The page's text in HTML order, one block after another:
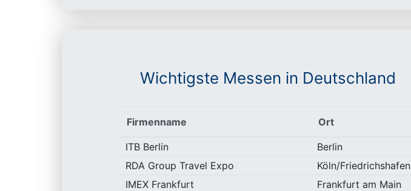
Wichtigste Messen in Deutschland
Firmenname Ort
ITB Berlin Berlin
RDA Group Travel Expo
Köln/Friedrichshafen
IMEX Frankfurt
Frankfurt am Main